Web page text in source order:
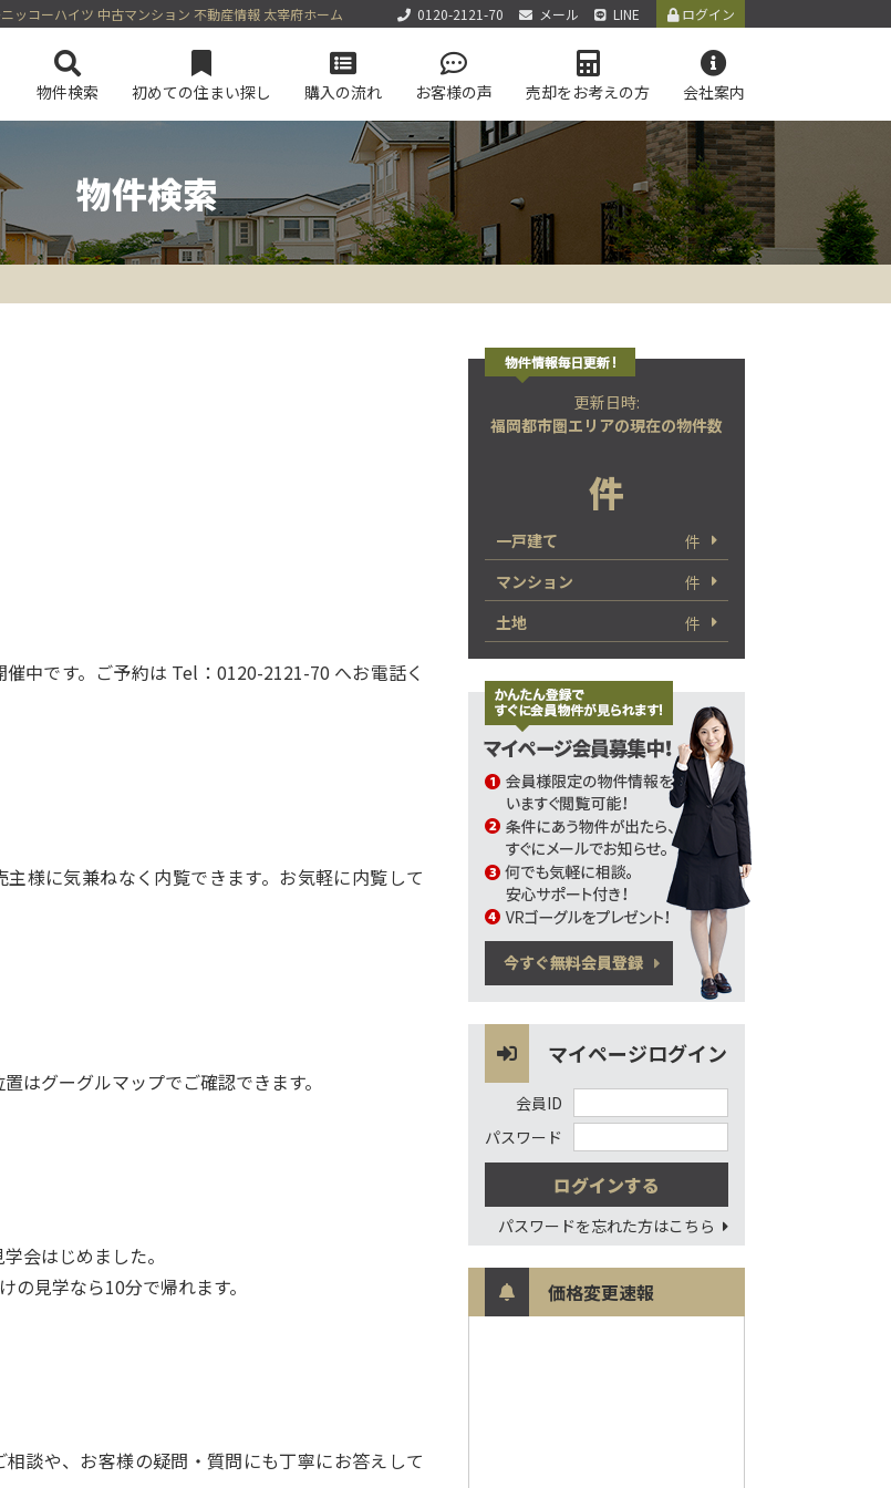
ッコーハイツ 中古マンション 不動産情報 太宰府ホーム 0120-2121-70 メール LINE ログイン
物件検索 初めての住まい探し 購入の流れ お客様の声 売却をお考えの方 会社案内
アクセス
お知らせ
お問い合わせ
サイトマップ
個人情報保護方針
物件検索
中です。ご予約は Tel：0120-2121-70 へお電話く
主様に気兼ねなく内覧できます。お気軽に内覧して
はグーグルマップでご確認できます。
会はじめました。
見学なら10分で帰れます。
相談や、お客様の疑問・質問にも丁寧にお答えして
更新日時:
福岡都市圏エリアの現在の物件数
件
一戸建て
件
マンション
件
土地
件
マイページログイン
会員ID
パスワード
パスワードを忘れた方はこちら
価格変更速報